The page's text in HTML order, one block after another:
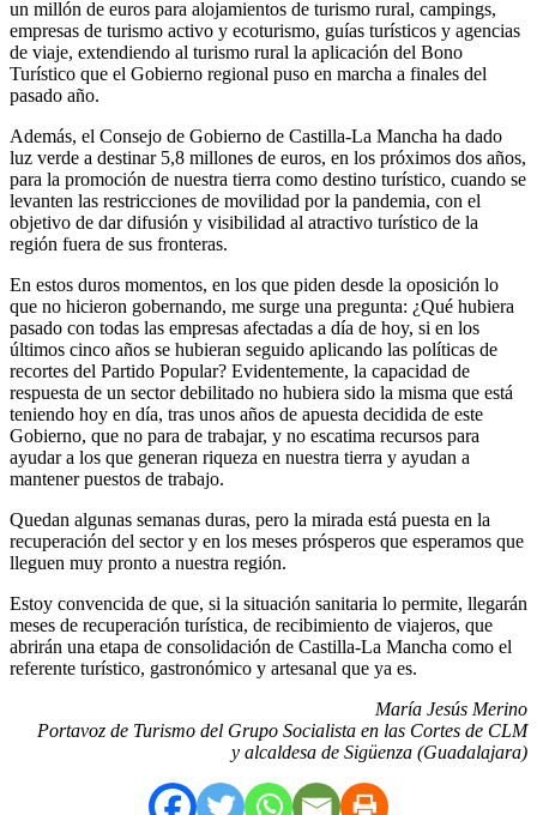
un millón de euros para alojamientos de turismo rural, campings,
empresas de turismo activo y ecoturismo, guías turísticos y agencias
de viaje, extendiendo al turismo rural la aplicación del Bono
Turístico que el Gobierno regional puso en marcha a finales del
pasado año.
Además, el Consejo de Gobierno de Castilla-La Mancha ha dado
luz verde a destinar 5,8 millones de euros, en los próximos dos años,
para la promoción de nuestra tierra como destino turístico, cuando se
levanten las restricciones de movilidad por la pandemia, con el
objetivo de dar difusión y visibilidad al atractivo turístico de la
región fuera de sus fronteras.
En estos duros momentos, en los que piden desde la oposición lo
que no hicieron gobernando, me surge una pregunta: ¿Qué hubiera
pasado con todas las empresas afectadas a día de hoy, si en los
últimos cinco años se hubieran seguido aplicando las políticas de
recortes del Partido Popular? Evidentemente, la capacidad de
respuesta de un sector debilitado no hubiera sido la misma que está
teniendo hoy en día, tras unos años de apuesta decidida de este
Gobierno, que no para de trabajar, y no escatima recursos para
ayudar a los que generan riqueza en nuestra tierra y ayudan a
mantener puestos de trabajo.
Quedan algunas semanas duras, pero la mirada está puesta en la
recuperación del sector y en los meses prósperos que esperamos que
lleguen muy pronto a nuestra región.
Estoy convencida de que, si la situación sanitaria lo permite, llegarán
meses de recuperación turística, de recibimiento de viajeros, que
abrirán una etapa de consolidación de Castilla-La Mancha como el
referente turístico, gastronómico y artesanal que ya es.
María Jesús Merino
Portavoz de Turismo del Grupo Socialista en las Cortes de CLM
y alcaldesa de Sigüenza (Guadalajara)